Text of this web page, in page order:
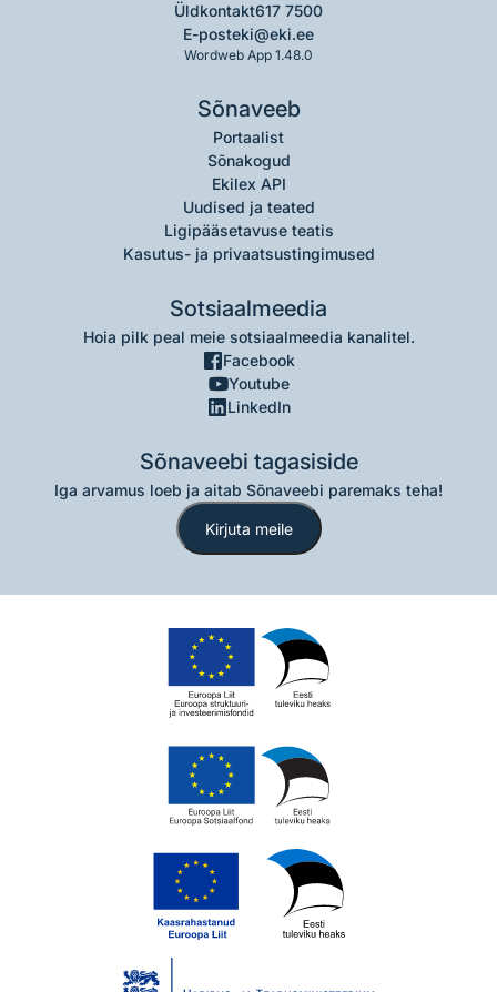
Üldkontakt617 7500
E-posteki@eki.ee
Wordweb App 1.48.0
Sõnaveeb
Portaalist
Sõnakogud
Ekilex API
Uudised ja teated
Ligipääsetavuse teatis
Kasutus- ja privaatsustingimused
Sotsiaalmeedia
Hoia pilk peal meie sotsiaalmeedia kanalitel.
Facebook
Youtube
LinkedIn
Sõnaveebi tagasiside
Iga arvamus loeb ja aitab Sõnaveebi paremaks teha!
Kirjuta meile